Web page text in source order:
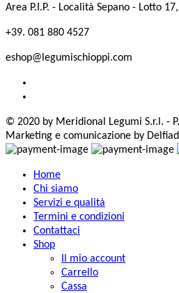
Area P.I.P. - Località Sepano - Lotto
+39. 081 880 4527
eshop@legumischioppi.com
© 2020 by Meridional Legumi S.r.l. -
Marketing e comunicazione by
Home
Chi siamo
Servizi e qualità
Termini e condizioni
Contattaci
Shop
Il mio account
Carrello
Cassa